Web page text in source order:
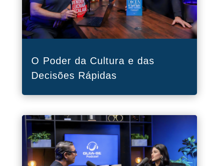
O Poder da Cultura e das
Decisões Rápidas